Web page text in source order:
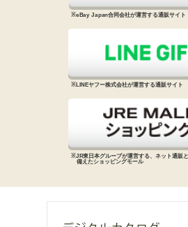
※eBay Japan合同会社が運営する通販サイト
※LINEヤフー株式会社が運営する通販サイト
※JR東日本グループが運営する、 ネット通販
備えたショッピングモール